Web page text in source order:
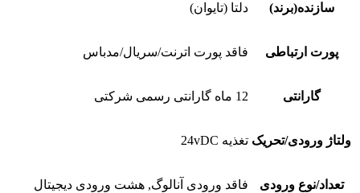
سازنده(برند) دلتا (تایوان)
پورت ارتباطی فاقد پورت اترنت/سریال/مدباس
گارانتی 12 ماه گارانتی رسمی شرکتی
ولتاژ ورودی/تحریک تغذیه 24vDC
تعداد/نوع ورودی فاقد ورودی آنالوگ, هشت ورودی دیجیتال